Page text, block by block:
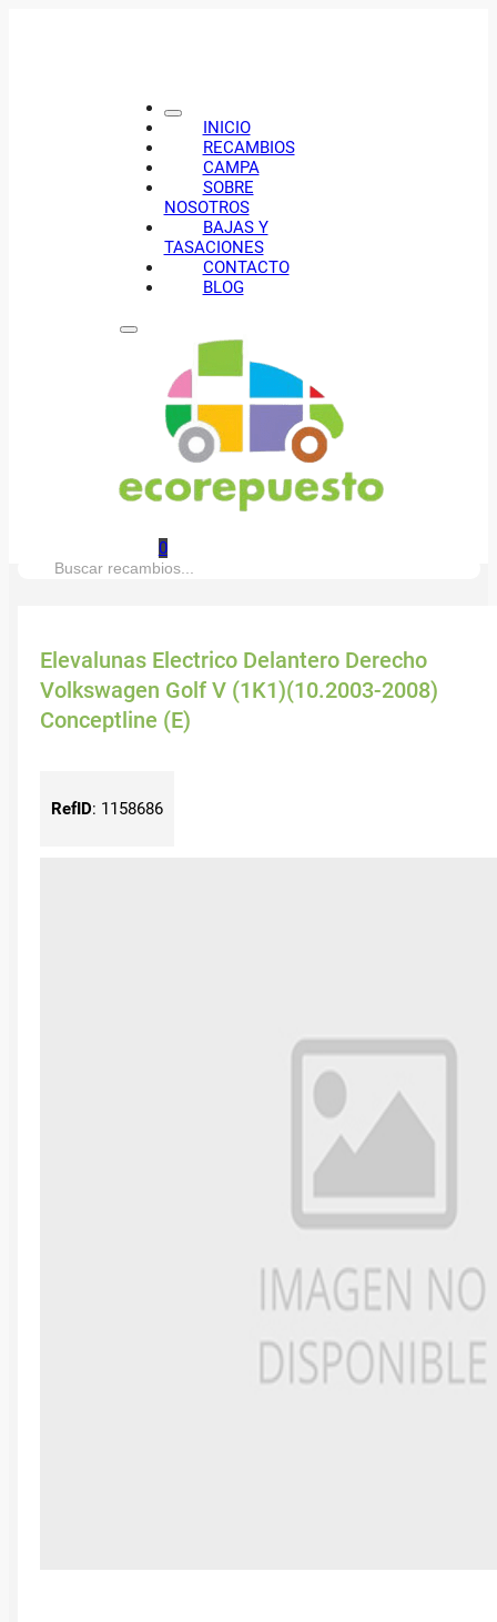
INICIO
RECAMBIOS
CAMPA
SOBRE
NOSOTROS
BAJAS Y
TASACIONES
CONTACTO
BLOG
0
Buscar:
Elevalunas Electrico Delantero Derecho
Volkswagen Golf V (1K1)(10.2003-2008)
Conceptline (E)
RefID: 1158686